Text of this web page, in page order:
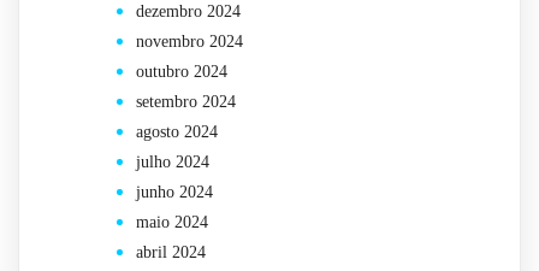
dezembro 2024
novembro 2024
outubro 2024
setembro 2024
agosto 2024
julho 2024
junho 2024
maio 2024
abril 2024